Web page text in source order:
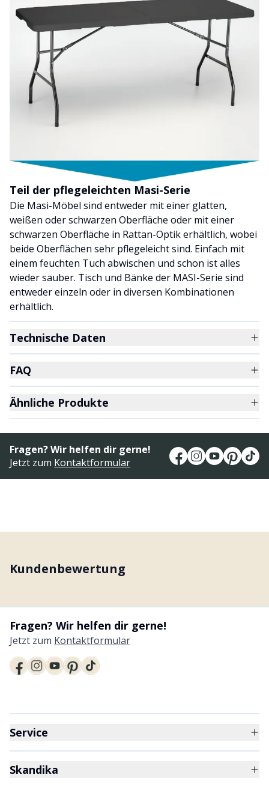
Teil der pflegeleichten Masi-Serie
Die Masi-Möbel sind entweder mit einer glatten,
weißen oder schwarzen Oberfläche oder mit einer
schwarzen Oberfläche in Rattan-Optik erhältlich, wobei
beide Oberflächen sehr pflegeleicht sind. Einfach mit
einem feuchten Tuch abwischen und schon ist alles
wieder sauber. Tisch und Bänke der MASI-Serie sind
entweder einzeln oder in diversen Kombinationen
erhältlich.
Technische Daten
FAQ
Ähnliche Produkte
Fragen? Wir helfen dir gerne!
Jetzt zum Kontaktformular
Kundenbewertung
Fragen? Wir helfen dir gerne!
Jetzt zum Kontaktformular
Service
Skandika